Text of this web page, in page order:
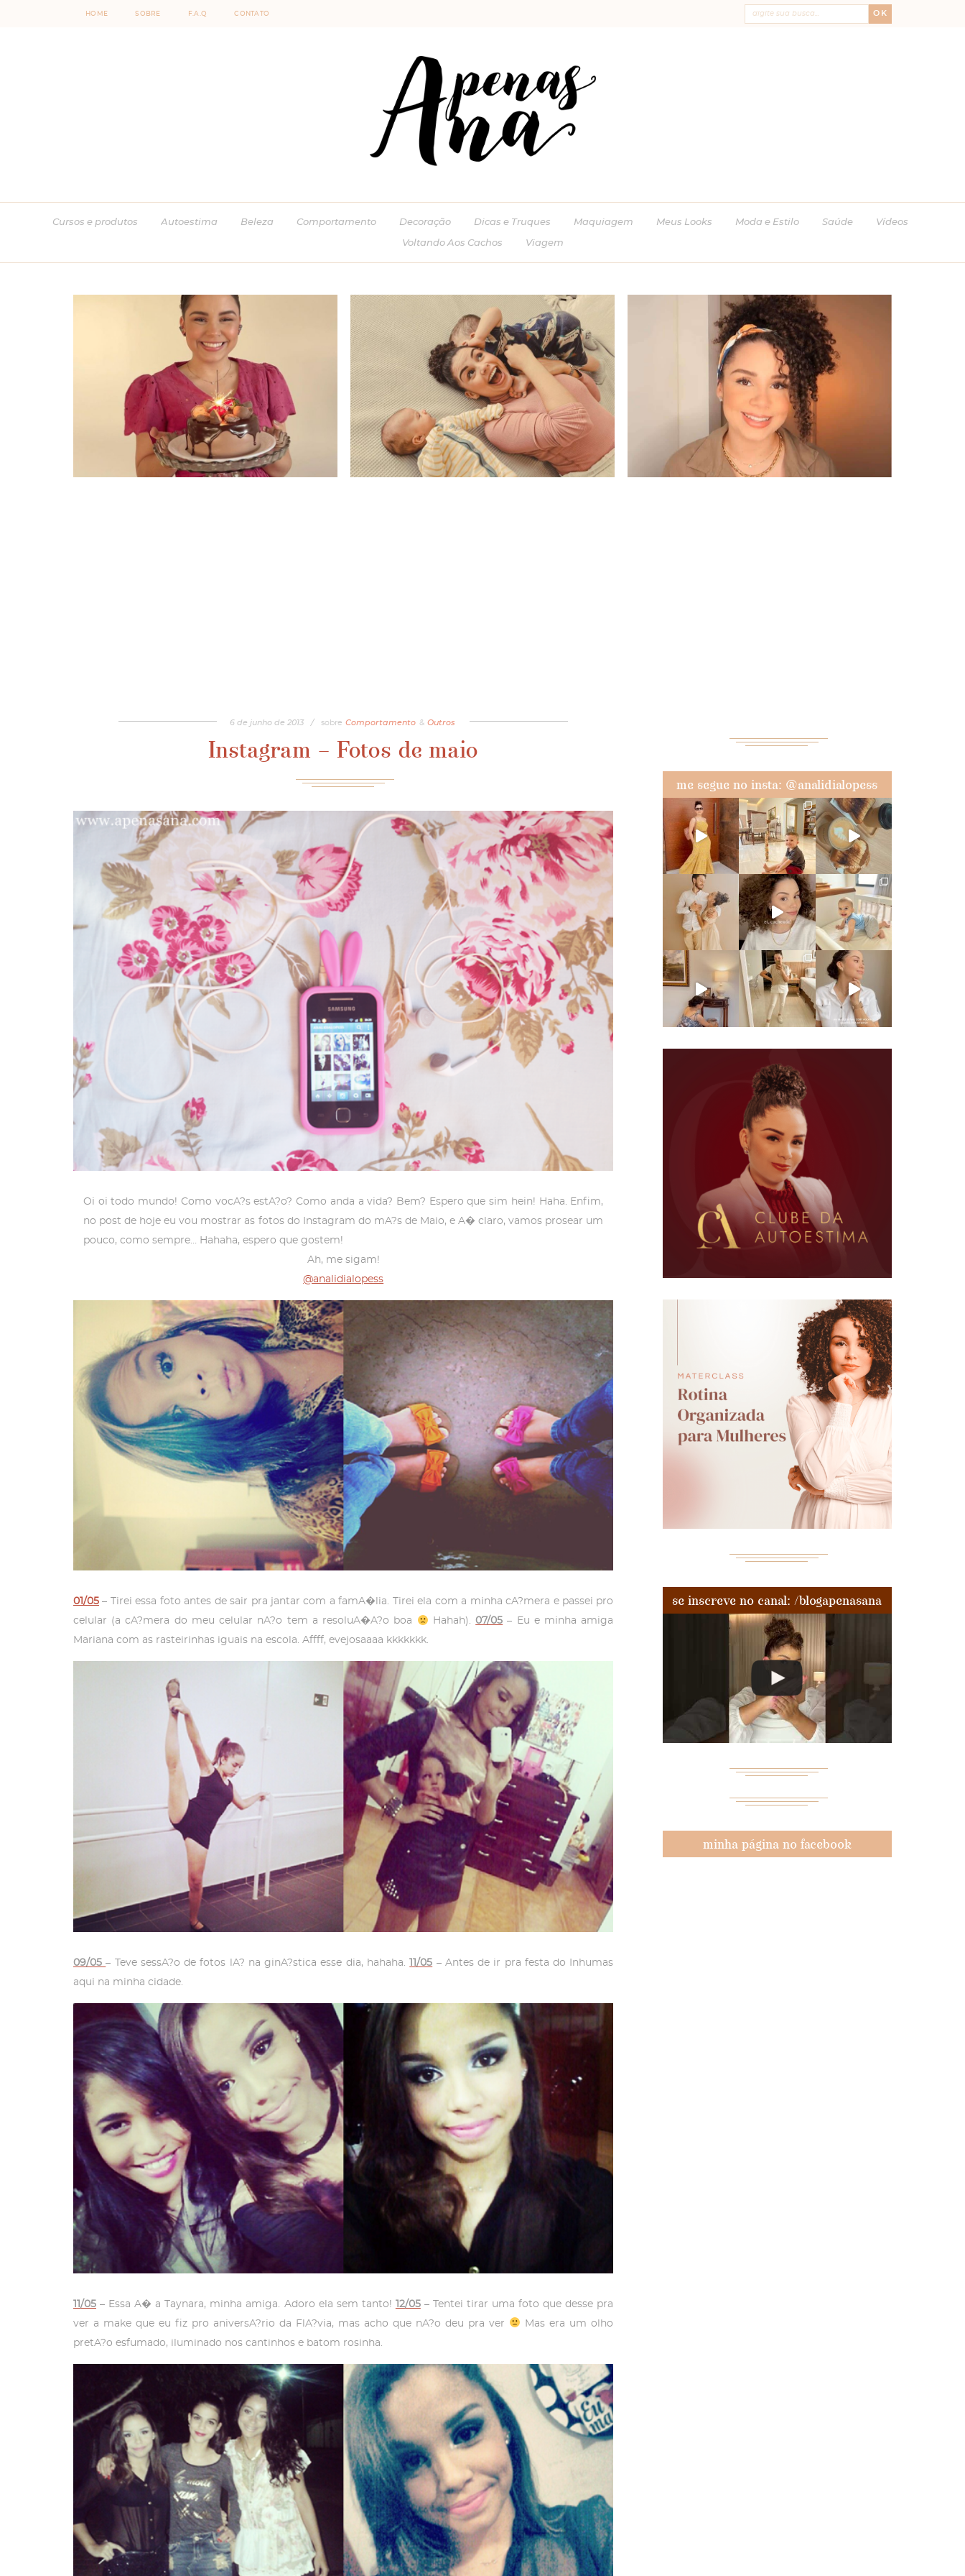
HOME SOBRE F.A.Q CONTATO OK
Cursos e produtos Autoestima Beleza Comportamento Decoração Dicas e Truques Maquiagem Meus Looks Moda e Estilo Saúde Vídeos
Voltando Aos Cachos Viagem
6de junhode 2013 / sobre Comportamento & Outros
Instagram – Fotos de maio
Oi oi todo mundo! Como vocA?s estA?o? Como anda a vida? Bem? Espero que sim hein! Haha. Enfim,
no post de hoje eu vou mostrar as fotos do Instagram do mA?s de Maio, e A� claro, vamos prosear um
pouco, como sempre… Hahaha, espero que gostem!
Ah, me sigam!
@analidialopess
01/05 – Tirei essa foto antes de sair pra jantar com a famA�lia. Tirei ela com a minha cA?mera e passei pro
celular (a cA?mera do meu celular nA?o tem a resoluA�A?o boa
Hahah).07/05 – Eu e minha amiga
Mariana com as rasteirinhas iguais na escola. Affff, evejosaaaa kkkkkkk.
09/05 – Teve sessA?o de fotos lA? na ginA?stica esse dia, hahaha.11/05 – Antes de ir pra festa do Inhumas
aqui na minha cidade.
11/05 – Essa A� a Taynara, minha amiga. Adoro ela sem tanto! 12/05– Tentei tirar uma foto que desse pra
ver a make que eu fiz pro aniversA?rio da FlA?via, mas acho que nA?o deu pra ver
Mas era um olho
pretA?o esfumado, iluminado nos cantinhos e batom rosinha.
me segue no insta: @analidialopess
se inscreve no canal: /blogapenasana
minha página no facebook